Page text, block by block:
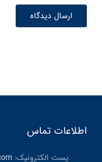
اطلاعات تماس
پست الکترونیک: